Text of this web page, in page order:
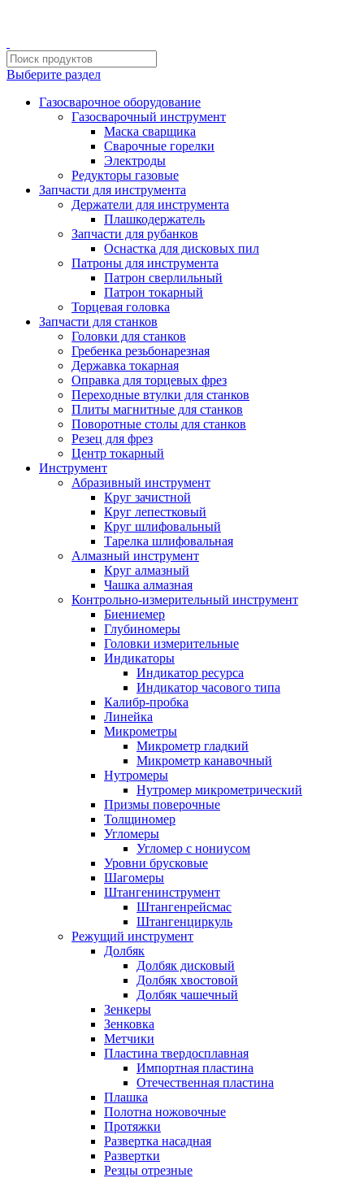
Выберите раздел
Газосварочное оборудование
Газосварочный инструмент
Маска сварщика
Сварочные горелки
Электроды
Редукторы газовые
Запчасти для инструмента
Держатели для инструмента
Плашкодержатель
Запчасти для рубанков
Оснастка для дисковых пил
Патроны для инструмента
Патрон сверлильный
Патрон токарный
Торцевая головка
Запчасти для станков
Головки для станков
Гребенка резьбонарезная
Державка токарная
Оправка для торцевых фрез
Переходные втулки для станков
Плиты магнитные для станков
Поворотные столы для станков
Резец для фрез
Центр токарный
Инструмент
Абразивный инструмент
Круг зачистной
Круг лепестковый
Круг шлифовальный
Тарелка шлифовальная
Алмазный инструмент
Круг алмазный
Чашка алмазная
Контрольно-измерительный инструмент
Биениемер
Глубиномеры
Головки измерительные
Индикаторы
Индикатор ресурса
Индикатор часового типа
Калибр-пробка
Линейка
Микрометры
Микрометр гладкий
Микрометр канавочный
Нутромеры
Нутромер микрометрический
Призмы поверочные
Толщиномер
Угломеры
Угломер с нониусом
Уровни брусковые
Шагомеры
Штангенинструмент
Штангенрейсмас
Штангенциркуль
Режущий инструмент
Долбяк
Долбяк дисковый
Долбяк хвостовой
Долбяк чашечный
Зенкеры
Зенковка
Метчики
Пластина твердосплавная
Импортная пластина
Отечественная пластина
Плашка
Полотна ножовочные
Протяжки
Развертка насадная
Развертки
Резцы отрезные